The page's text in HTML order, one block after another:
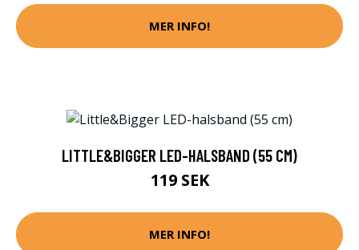
MER INFO!
LITTLE&BIGGER LED-HALSBAND (55 CM)
119 SEK
MER INFO!